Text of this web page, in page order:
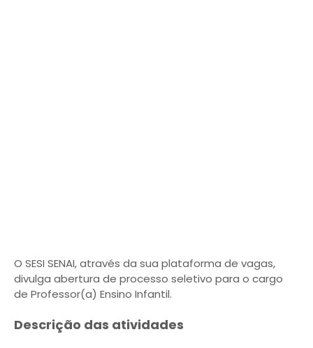
O SESI SENAI, através da sua plataforma de vagas,
divulga abertura de processo seletivo para o cargo
de Professor(a) Ensino Infantil.
Descrição das atividades